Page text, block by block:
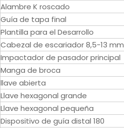
Alambre K roscado
Guía de tapa final
Plantilla para el Desarrollo
Cabezal de escariador 8,5-13 mm
Impactador de pasador principal
Manga de broca
llave abierta
Llave hexagonal grande
Llave hexagonal pequeña
Dispositivo de guía distal 180